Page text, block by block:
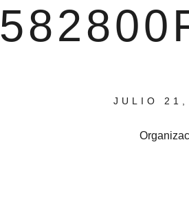
JULIO 21,